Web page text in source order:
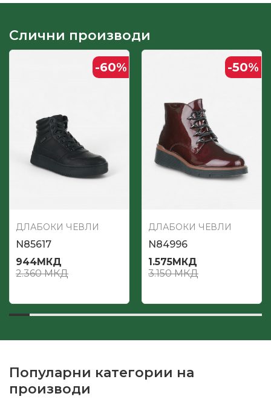
Слични производи
-60%
ДЛАБОКИ ЧЕВЛИ
N85617
944МКД
2.360МКД
-50%
ДЛАБОКИ ЧЕВЛИ
N84996
1.575МКД
3.150МКД
Популарни категории на
производи